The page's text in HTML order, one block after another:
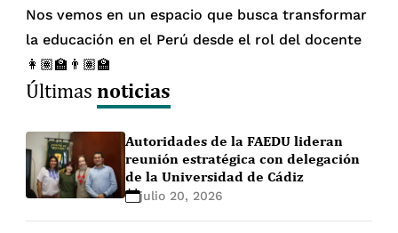
Nos vemos en un espacio que busca transformar
la educación en el Perú desde el rol del docente
👩🏽‍🏫👨🏽‍🏫
Últimasnoticias
Autoridades de la FAEDU lideran
reunión estratégica con delegación
de la Universidad de Cádiz
julio 20, 2026